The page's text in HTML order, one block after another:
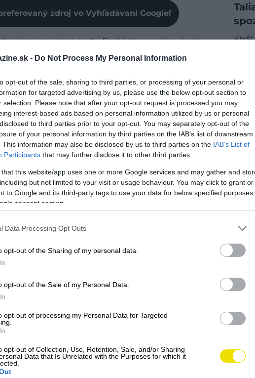
- Do Not Process My Personal Information
opt-out of the sale, sharing to third parties, or processing of your personal or
for targeted advertising by us, please use the below opt-out section to
selection. Please note that after your opt-out request is processed you may
interest-based ads based on personal information utilized by us or personal
to third parties prior to your opt-out. You may separately opt-out of the
of your personal information by third parties on the IAB’s list of downstream
This information may also be disclosed by us to third parties on the IAB’s List of
Participants that may further disclose it to other third parties.
that this website/app uses one or more Google services and may gather and
but not limited to your visit or usage behaviour. You may click to grant or
to Google and its third-party tags to use your data for below specified purposes
consent section.
Data Processing Opt Outs
opt-out of the Sharing of my personal data.
opt-out of the Sale of my Personal Data.
opt-out of processing my Personal Data for Targeted
opt-out of Collection, Use, Retention, Sale, and/or Sharing
Data that Is Unrelated with the Purposes for which it
zdroj vo Vyhľadávaní Google!
ale aj po celom svete. Pochádza z regiónu Lazio a
jej príprava a chuť sa od tradičnej pizze výrazne
pochádza z latinského „pinsere“, čo znamená
cesta. Už v staroveku Rimania používali
chleba, ktorý následne piekli na horúcich
s rôznymi prísadami – olivovým olejom, bylinkami,
sa v posledných rokoch stáva čoraz
textúre. Pinsa sa tradične pripravuje z kombinácie
ľahšou a ľahšie stráviteľnou než pizza. Jej
hneď pri prvom súste.
Pri